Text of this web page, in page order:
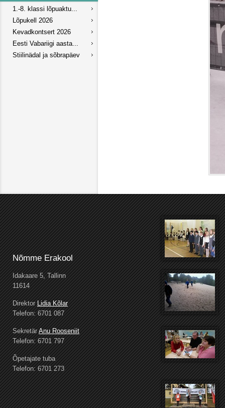
1.-8. klassi lõpuaktu...
Lõpukell 2026
Kevadkontsert 2026
Eesti Vabariigi aasta...
Stiilinädal ja sõbrapäev
Nõmme Erakool
Idakaare 5, Tallinn
11614
DirektorLidia Kõlar
Telefon: 6701 087
SekretärAnu Rooseniit
Telefon: 6701 797
Õpetajate tuba
Telefon: 6701 273